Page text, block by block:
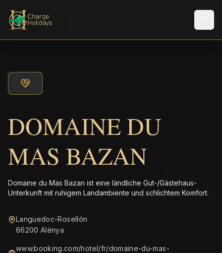
DOMAINE DU
MAS BAZAN
Domaine du Mas Bazan ist eine ländliche Gut-/Gästehaus-
Unterkunft mit ruhigem Landambiente und schlichtem Komfort.
Languedoc-Rosellón
66200 Alénya
www.booking.com/hotel/fr/domaine-du-mas-